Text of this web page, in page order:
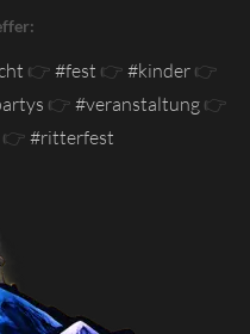
👉 #fest 👉 #kinder 👉
👉 #veranstaltung 👉
👉 #ritterfest